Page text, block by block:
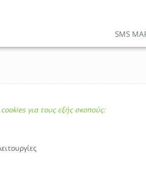
SMS
για τους εξής σκοπούς: